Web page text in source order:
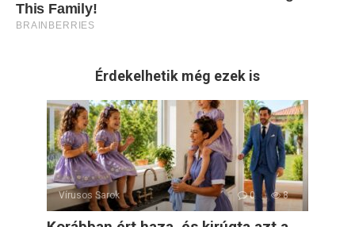
Érdekelhetik még ezek is
Vírusos Sarok 0 8